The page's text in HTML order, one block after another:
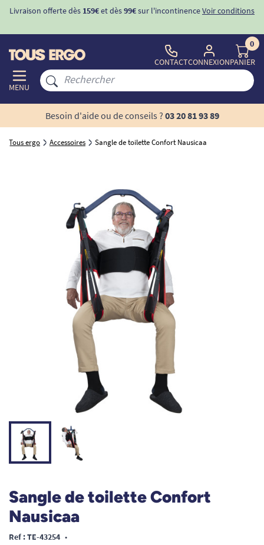
Livraison offerte dès 159€et dès99€sur l'incontinenceVoir conditions
MENU
CONTACTCONNEXION
0
PANIER
Besoin d'aide ou de conseils ? 03 20 81 93 89
Tous ergo Accessoires Sangle de toilette Confort Nausicaa
Sangle de toilette Confort
Nausicaa
Ref : TE-43254 •